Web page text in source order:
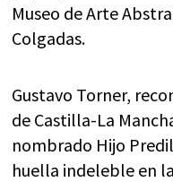
Museo de Arte
Colgadas.
Gustavo Torner,
de Castilla-La
nombrado Hijo
huella indeleble en